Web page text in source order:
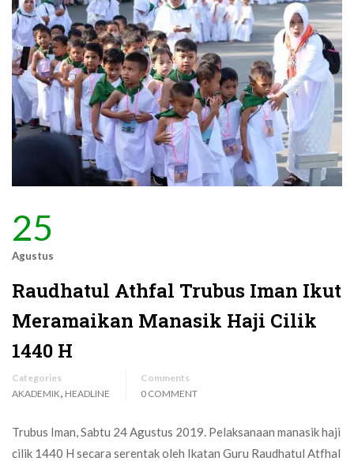
25
Agustus
Raudhatul Athfal Trubus Iman Ikut
Meramaikan Manasik Haji Cilik
1440 H
Categories
AKADEMIK, HEADLINE
Comments
0 COMMENT
Trubus Iman, Sabtu 24 Agustus 2019. Pelaksanaan manasik haji
cilik 1440 H secara serentak oleh Ikatan Guru Raudhatul Atfhal